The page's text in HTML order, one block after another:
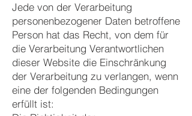
Jede von der Verarbeitung
personenbezogener Daten betroffene
Person hat das Recht, von dem für
die Verarbeitung Verantwortlichen
dieser Website die Einschränkung
der Verarbeitung zu verlangen, wenn
eine der folgenden Bedingungen
erfüllt ist: